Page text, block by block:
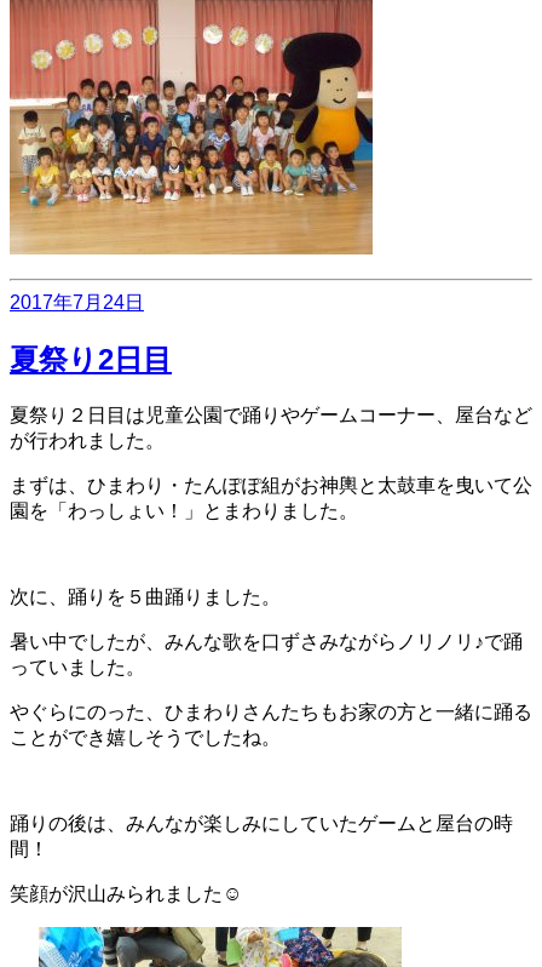
投
日:
2017年7月24日
夏祭り2日目
夏祭り２日目は児童公園で踊りやゲームコーナー、屋台など
が行われました。
まずは、ひまわり・たんぽぽ組がお神輿と太鼓車を曳いて公
園を「わっしょい！」とまわりました。
次に、踊りを５曲踊りました。
暑い中でしたが、みんな歌を口ずさみながらノリノリ♪で踊
っていました。
やぐらにのった、ひまわりさんたちもお家の方と一緒に踊る
ことができ嬉しそうでしたね。
踊りの後は、みんなが楽しみにしていたゲームと屋台の時
間！
笑顔が沢山みられました☺